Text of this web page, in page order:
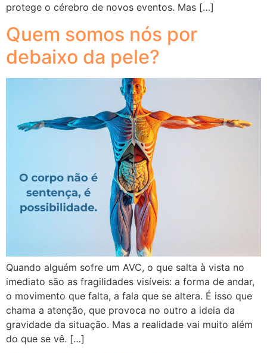
protege o cérebro de novos eventos. Mas […]
Quem somos nós por
debaixo da pele?
Quando alguém sofre um AVC, o que salta à vista no
imediato são as fragilidades visíveis: a forma de andar,
o movimento que falta, a fala que se altera. É isso que
chama a atenção, que provoca no outro a ideia da
gravidade da situação. Mas a realidade vai muito além
do que se vê. […]